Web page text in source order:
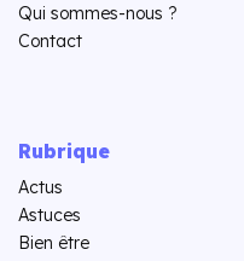
Qui sommes-nous ?
Contact
Rubrique
Actus
Astuces
Bien être